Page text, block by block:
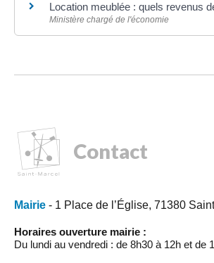
Location meublée : quels revenus
Ministère chargé de l'économie
Contact
Mairie - 1 Place de l’Église, 71380
Horaires ouverture mairie :
Du lundi au vendredi : de 8h30 à 12h et de